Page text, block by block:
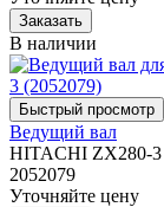
В наличии
Ведущий вал
HITACHI ZX280-3
2052079
Уточняйте цену